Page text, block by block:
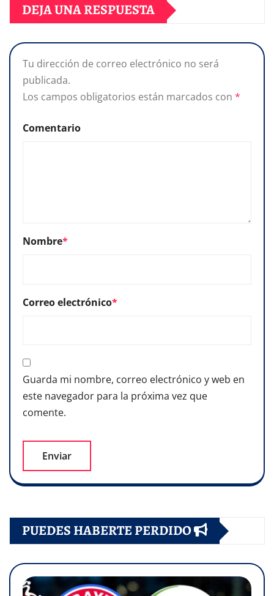
DEJA UNA RESPUESTA
Tu dirección de correo electrónico no será
publicada.
Los campos obligatorios están marcados con *
Comentario
Nombre*
Correo electrónico*
Guarda mi nombre, correo electrónico y web en
este navegador para la próxima vez que
comente.
PUEDES HABERTE PERDIDO